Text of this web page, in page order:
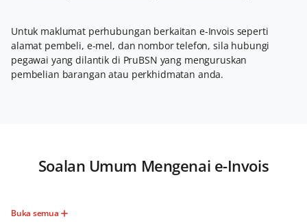
Untuk maklumat perhubungan berkaitan e-Invois seperti
alamat pembeli, e-mel, dan nombor telefon, sila hubungi
pegawai yang dilantik di PruBSN yang menguruskan
pembelian barangan atau perkhidmatan anda.
Soalan Umum Mengenai e-Invois
Buka semua